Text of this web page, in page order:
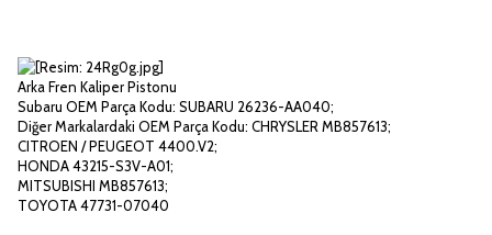
Arka Fren Kaliper Pistonu
Subaru OEM Parça Kodu: SUBARU 26236-AA040;
Diğer Markalardaki OEM Parça Kodu: CHRYSLER MB857613;
CITROEN / PEUGEOT 4400.V2;
HONDA 43215-S3V-A01;
MITSUBISHI MB857613;
TOYOTA 47731-07040